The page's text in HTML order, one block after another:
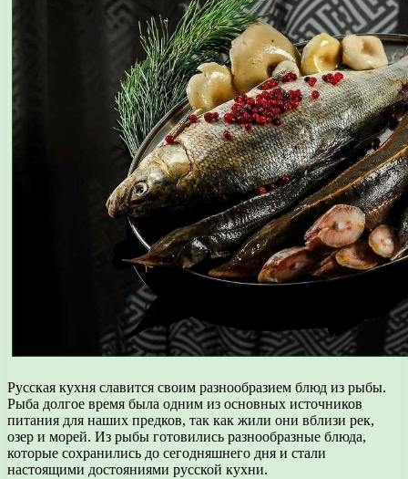
Русская кухня славится своим разнообразием блюд из рыбы.
Рыба долгое время была одним из основных источников
питания для наших предков, так как жили они вблизи рек,
озер и морей. Из рыбы готовились разнообразные блюда,
которые сохранились до сегодняшнего дня и стали
настоящими достояниями русской кухни.